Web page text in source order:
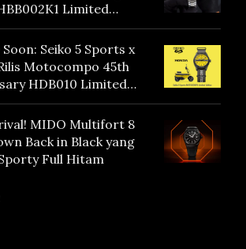
Limited
Seiko 5 Sports x
Motocompo 45th
HDB010 Limited
MIDO Multifort 8
Back in Black yang
Full Hitam